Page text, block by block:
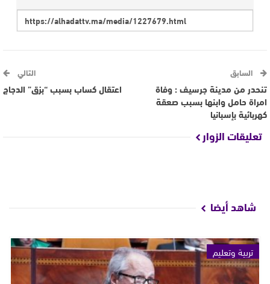
السابق
تنحدر من مدينة جرسيف : وفاة
امراة حامل وابنها بسبب صعقة
كهربائية بإسبانيا
التالي
اعتقال كساب بسبب “بزق” الدجاج
تعليقات الزوار
شاهد أيضا
تربية وتعليم